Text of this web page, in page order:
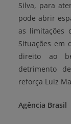
Silva, para
pode abrir
as limitações
Situações em
direito ao
detrimento
reforça Luiz
Agência Brasil